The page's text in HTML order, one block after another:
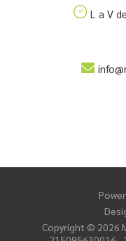
L a V
Copyright © 2026